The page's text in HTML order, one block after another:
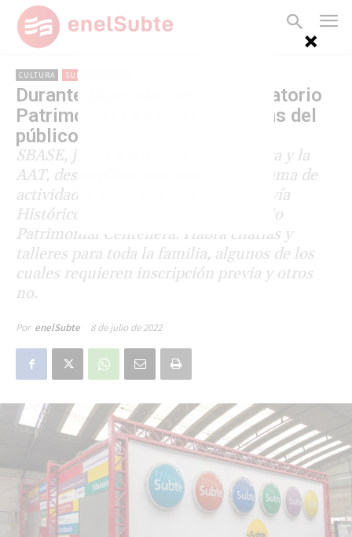
CULTURA SUBTERRÁNEOS
Durante julio, abrirán el Laboratorio
Patrimonial Centenera a visitas del
público
SBASE, junto al Ministerio de Cultura y la
AAT, desarrollará este mes un programa de
actividades patrimoniales en el Tranvía
Histórico de Caballito y el Laboratorio
Patrimonial Centenera. Habrá charlas y
talleres para toda la familia, algunos de los
cuales requieren inscripción previa y otros
no.
Por enelSubte 8 de julio de 2022